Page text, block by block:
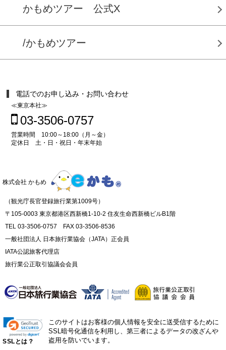
かもめツアー 公式X
/かもめツアー
電話でのお申し込み・お問い合わせ
≪東京本社≫
03-3506-0757
営業時間 10:00～18:00（月～金）
定休日 土・日・祝日・年末年始
株式会社 かもめ
（観光庁長官登録旅行業第1009号）
〒105-0003 東京都港区西新橋1-10-2 住友生命西新橋ビルB1階
TEL 03-3506-0757 FAX 03-3506-8536
一般社団法人 日本旅行業協会（JATA）正会員
IATA公認旅客代理店
旅行業公正取引協議会会員
SSLとは？
このサイトはお客様の個人情報を安全に送受信するために
SSL暗号化通信を利用し、第三者によるデータの改ざんや
盗用を防いでいます。